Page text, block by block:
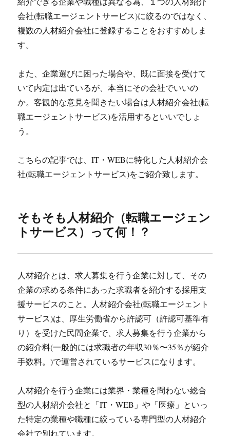
会社(転職エージェントサービス)に絞るのではなく、
複数の人材紹介会社に登録することをおすすめしま
す。
また、企業選びに困った場合や、既に面接を受けて
いて内定は出ているが、本当にその会社でいいの
か。客観的な意見を聞きたい場合は人材紹介会社(転
職エージェントサービス)を活用するといいでしょ
う。
こちらの記事では、IT・WEBに特化した人材紹介会
社(転職エージェントサービス)をご紹介致します。
そもそも人材紹介（転職エージェン
トサービス）って何！？
人材紹介とは、求人募集を行う企業に対して、その
企業の求める条件にあった求職者を紹介する採用支
援サービスのこと。人材紹介会社(転職エージェント
サービス)は、厚生労働省から許認可（許認可基準有
り）を受けた民間企業で、求人募集を行う企業から
の紹介料(一般的には求職者の年収30％〜35％が紹介
手数料。)で運営されているサービスになります。
人材紹介を行う企業には業界・業種を問わない総合
型の人材紹介会社と「IT・WEB」や「医療」といっ
た特定の業種や職種に絞っている専門型の人材紹介
会社で別れています。